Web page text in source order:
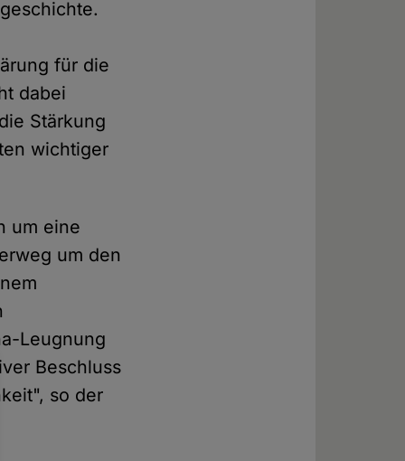
für die
dabei
Stärkung
wichtiger
um eine
um den
Leugnung
Beschluss
so der